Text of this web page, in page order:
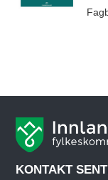
KONTAKT